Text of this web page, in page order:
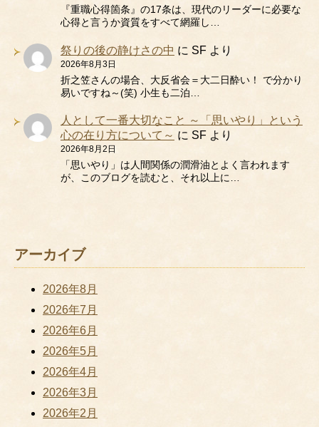
『重職心得箇条』の17条は、現代のリーダーに必要な
心得と言うか資質をすべて網羅し…
祭りの後の静けさの中 に SF より
2026年8月3日
折之笠さんの場合、大反省会＝大二日酔い！ で分かり
易いですね～(笑) 小生も二泊…
人として一番大切なこと ～「思いやり」という
心の在り方について～ に SF より
2026年8月2日
「思いやり」は人間関係の潤滑油とよく言われます
が、このブログを読むと、それ以上に…
アーカイブ
2026年8月
2026年7月
2026年6月
2026年5月
2026年4月
2026年3月
2026年2月